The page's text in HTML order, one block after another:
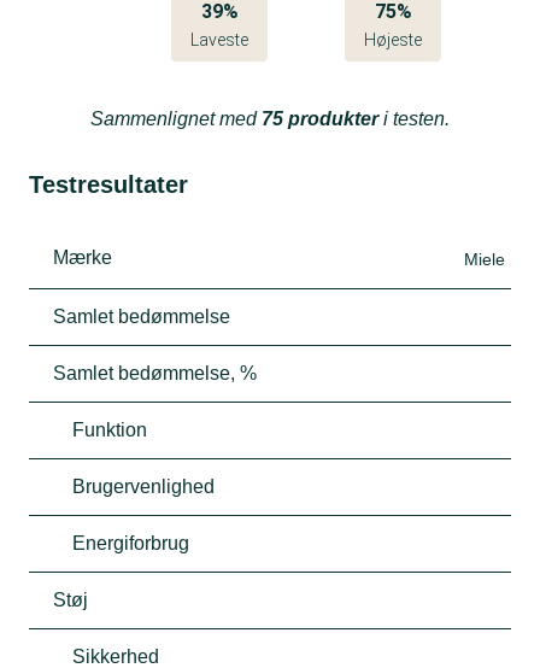
39%
Laveste
75%
Højeste
Sammenlignet med 75 produkteri testen.
Testresultater
Mærke Miele
Samlet bedømmelse
Samlet bedømmelse, %
Funktion
Brugervenlighed
Energiforbrug
Støj
Sikkerhed